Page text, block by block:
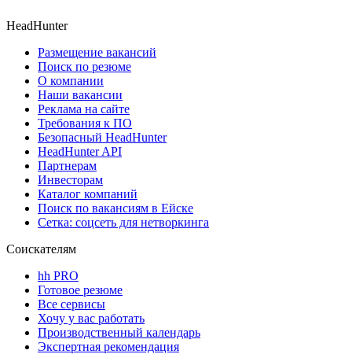
HeadHunter
Размещение вакансий
Поиск по резюме
О компании
Наши вакансии
Реклама на сайте
Требования к ПО
Безопасный HeadHunter
HeadHunter API
Партнерам
Инвесторам
Каталог компаний
Поиск по вакансиям в Ейске
Сетка: соцсеть для нетворкинга
Соискателям
hh PRO
Готовое резюме
Все сервисы
Хочу у вас работать
Производственный календарь
Экспертная рекомендация